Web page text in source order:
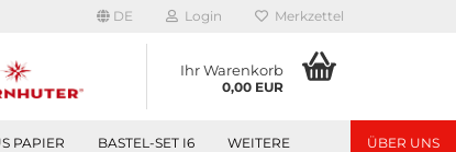
DE Login Merkzettel
Ihr Warenkorb
0,00 EUR
PAPIER BASTEL-SET I6 ÜBER UNS
WEITERE